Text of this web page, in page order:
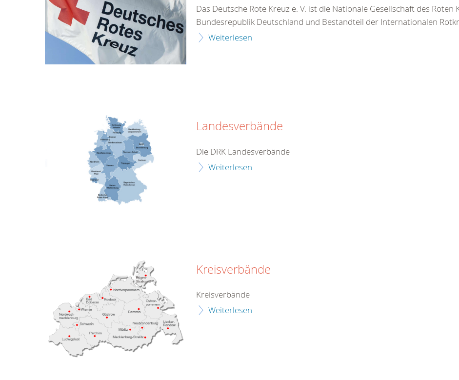
Das Deutsche Rote Kreuz e. V. ist die Nationale Gesellschaft des
Bundesrepublik Deutschland und Bestandteil der Internationalen
Weiterlesen
Landesverbände
Die DRK Landesverbände
Weiterlesen
Kreisverbände
Kreisverbände
Weiterlesen